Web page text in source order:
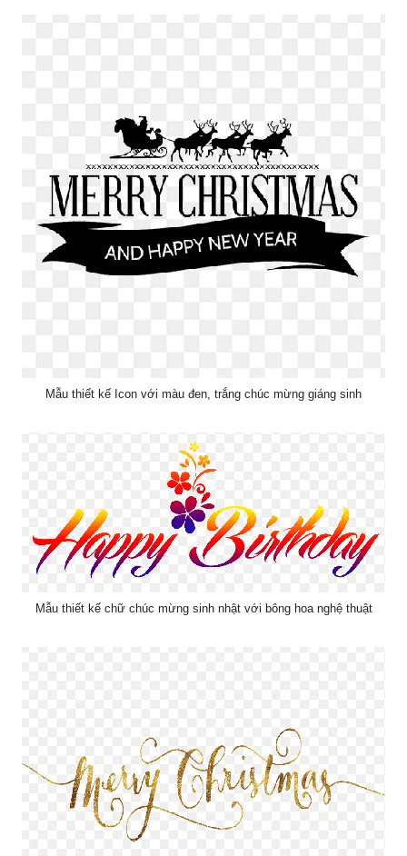
Mẫu thiết kế Icon với màu đen, trắng chúc mừng giáng sinh
Mẫu thiết kế chữ chúc mừng sinh nhật với bông hoa nghệ thuật